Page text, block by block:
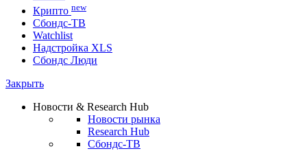
Крипто new
Сбондс-ТВ
Watchlist
Надстройка XLS
Сбондс Люди
Закрыть
Новости & Research Hub
Новости рынка
Research Hub
Сбондс-ТВ